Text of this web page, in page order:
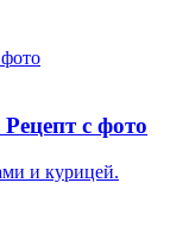
с фото
и курицей.